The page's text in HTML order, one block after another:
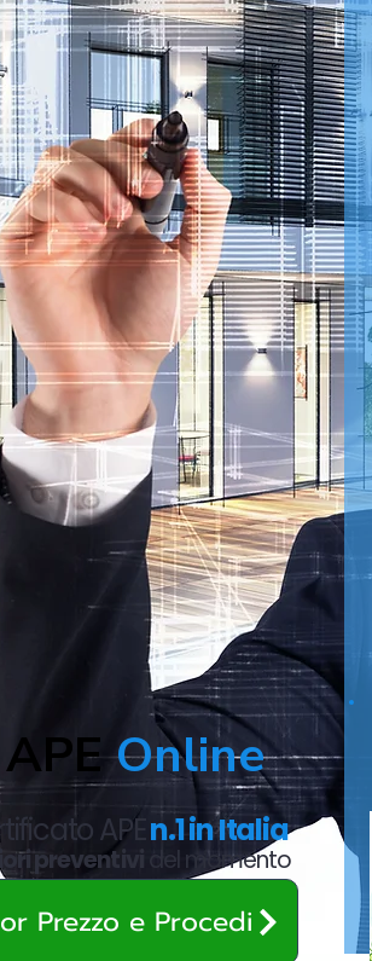
Online
Prezzo e Procedi
APE n.1 in Italia
preventivi del momento